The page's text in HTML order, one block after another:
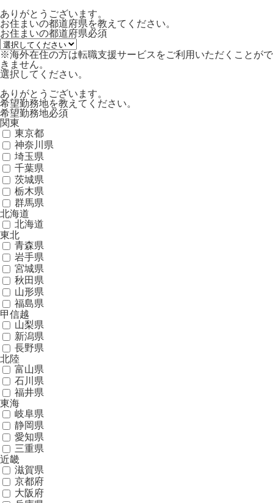
ありがとうございます。
お住まいの都道府県を教えてください。
お住まいの都道府県必須
※海外在住の方は転職支援サービスをご利用いただくことがで
きません。
選択してください。
ありがとうございます。
希望勤務地を教えてください。
希望勤務地必須
関東
東京都
神奈川県
埼玉県
千葉県
茨城県
栃木県
群馬県
北海道
北海道
東北
青森県
岩手県
宮城県
秋田県
山形県
福島県
甲信越
山梨県
新潟県
長野県
北陸
富山県
石川県
福井県
東海
岐阜県
静岡県
愛知県
三重県
近畿
滋賀県
京都府
大阪府